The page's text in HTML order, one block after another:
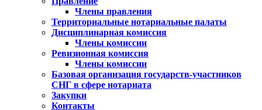
Члены правления
Территориальные нотариальные палаты
Дисциплинарная комиссия
Члены комиссии
Ревизионная комиссия
Члены комиссии
Базовая организация государств-участников
СНГ в сфере нотариата
Закупки
Контакты